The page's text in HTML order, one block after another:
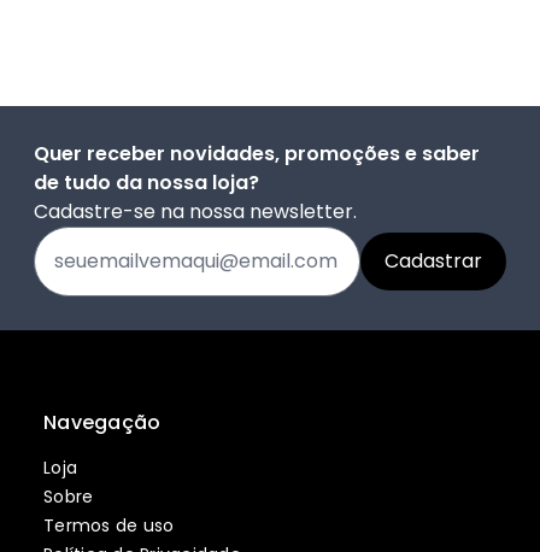
Quer receber novidades, promoções e saber
de tudo da nossa loja?
Cadastre-se na nossa newsletter.
Navegação
Loja
Sobre
Termos de uso